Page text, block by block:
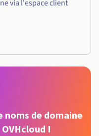
via l'espace client
noms de domaine
!